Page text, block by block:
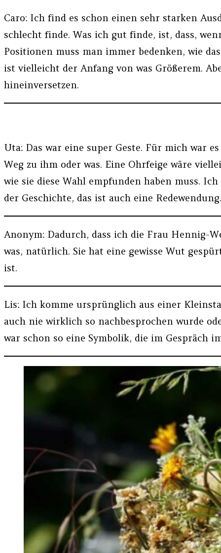
Caro: Ich find es schon einen sehr starken
schlecht finde. Was ich gut finde, ist, dass,
Positionen muss man immer bedenken, wie
ist vielleicht der Anfang von was Größerem.
hineinversetzen.
Uta: Das war eine super Geste. Für mich war
Weg zu ihm oder was. Eine Ohrfeige wäre
wie sie diese Wahl empfunden haben muss.
der Geschichte, das ist auch eine
Anonym: Dadurch, dass ich die Frau Hennig-
was, natürlich. Sie hat eine gewisse Wut
ist.
Lis: Ich komme ursprünglich aus einer
auch nie wirklich so nachbesprochen wurde
war schon so eine Symbolik, die im Gespräch